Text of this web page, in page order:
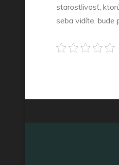
starostlivosť,
seba vidíte, bude